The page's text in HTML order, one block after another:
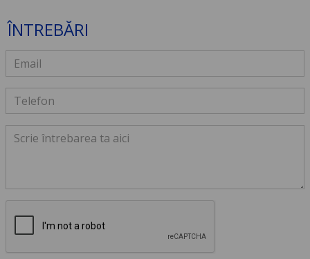
ÎNTREBĂRI